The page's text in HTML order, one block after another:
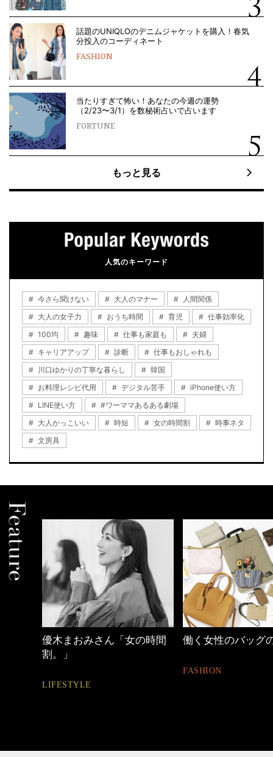
話題のUNIQLOのデニムジャケットを購入！春気
分投入のコーディネート
FASHION
当たりすぎて怖い！あなたの今週の運勢
（2/23〜3/1）を数秘術占いで占います
FORTUNE
もっと見る
人気のキーワード
今さら聞けない 大人のマナー
人間関係
大人の女子力
おうち時間 育児
仕事効率化
100均
趣味 仕事も家庭も
夫婦
キャリアアップ
診断
仕事もおしゃれも
川口ゆかりの丁寧な暮らし
韓国
お料理レシピ代用
デジタル苦手
iPhone使い方
LINE使い方
#ワーママあるある劇場
大人かっこいい
時短 女の時間割
時事ネタ
文房具
優木まおみさん「女の時間
割。」
LIFESTYLE
働く女性のバッグ
FASHION